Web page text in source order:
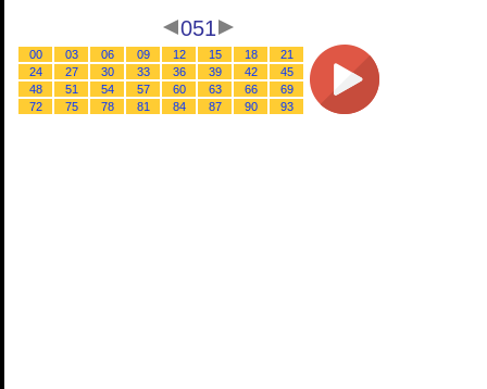
051
00 03 06 09 12 15 18
21
24
27 30 33 36 39 42
45
48
51 54 57 60 63 66
69
72
75 78 81 84 87 90 93